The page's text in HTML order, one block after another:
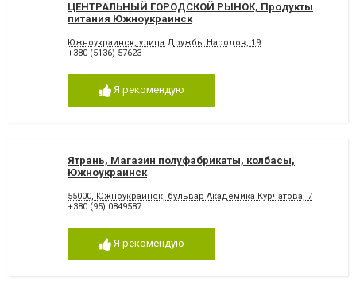
ЦЕНТРАЛЬНЫЙ ГОРОДСКОЙ РЫНОК, Продукты
питания Южноукраинск
Южноукраинск, улица Дружбы Народов, 19
+380 (5136) 57623
Я рекомендую
Ятрань, Магазин полуфабрикаты, колбасы,
Южноукраинск
55000, Южноукраинск, бульвар Академика Курчатова, 7
+380 (95) 0849587
Я рекомендую